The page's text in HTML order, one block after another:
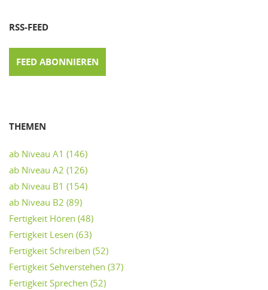
RSS-FEED
FEED ABONNIEREN
THEMEN
ab Niveau A1 (146)
ab Niveau A2 (126)
ab Niveau B1 (154)
ab Niveau B2 (89)
Fertigkeit Hören (48)
Fertigkeit Lesen (63)
Fertigkeit Schreiben (52)
Fertigkeit Sehverstehen (37)
Fertigkeit Sprechen (52)